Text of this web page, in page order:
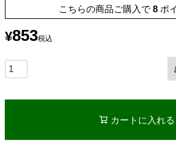
こちらの商品ご購入で 8 ポ
¥853税込
カートに入れる